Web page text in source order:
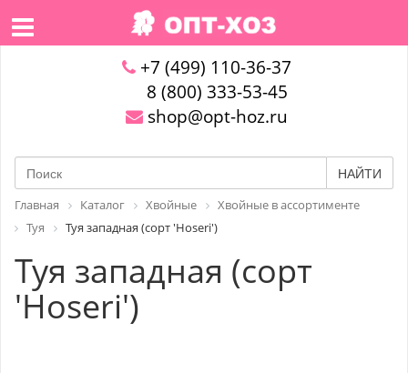
+7 (499) 110-36-37
8 (800) 333-53-45
shop@opt-hoz.ru
НАЙТИ
Главная Каталог Хвойные
Хвойные в ассортименте
Туя
Туя западная (сорт 'Hoseri')
Туя западная (сорт
'Hoseri')